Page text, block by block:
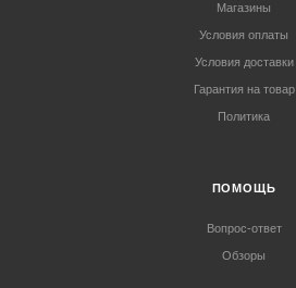
Магазины
Условия оплаты
Условия доставки
Гарантия на товар
Политика
ПОМОЩЬ
Вопрос-ответ
Обзоры